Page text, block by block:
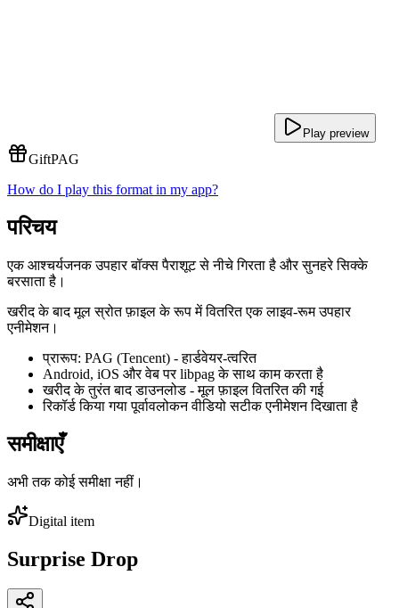
Play preview
GiftPAG
How do I play this format in my app?
परिचय
एक आश्चर्यजनक उपहार बॉक्स पैराशूट से नीचे गिरता है और सुनहरे सिक्के
बरसाता है।
खरीद के बाद मूल स्रोत फ़ाइल के रूप में वितरित एक लाइव-रूम उपहार
एनीमेशन।
प्रारूप: PAG (Tencent) - हार्डवेयर-त्वरित
Android, iOS और वेब पर libpag के साथ काम करता है
खरीद के तुरंत बाद डाउनलोड - मूल फ़ाइल वितरित की गई
रिकॉर्ड किया गया पूर्वावलोकन वीडियो सटीक एनीमेशन दिखाता है
समीक्षाएँ
अभी तक कोई समीक्षा नहीं।
Digital item
Surprise Drop